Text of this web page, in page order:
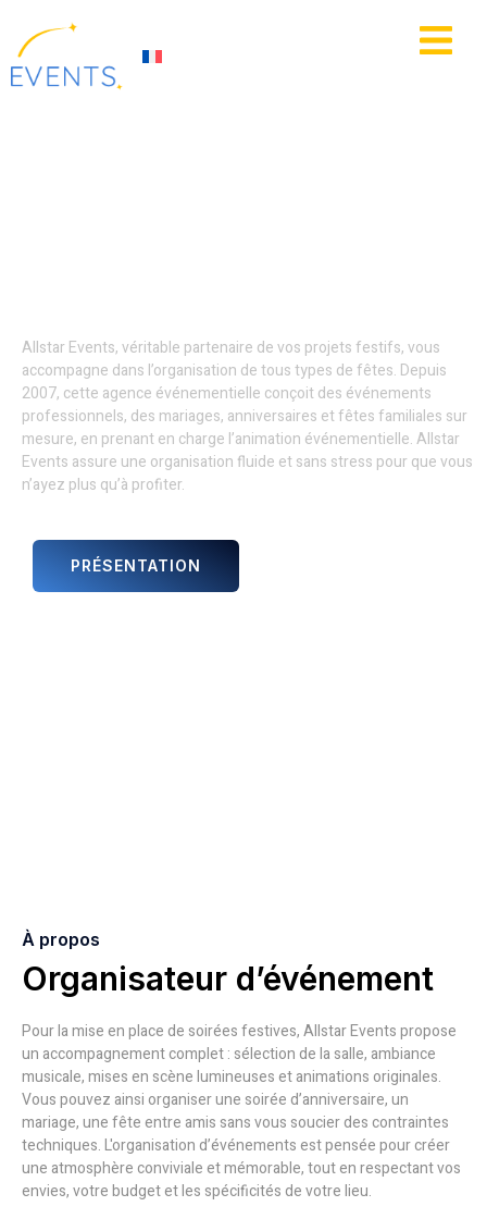
principal
Allstar Events, véritable partenaire de vos projets festifs, vous
accompagne dans l’organisation de tous types de fêtes. Depuis
2007, cette agence événementielle conçoit des événements
professionnels, des mariages, anniversaires et fêtes familiales sur
mesure, en prenant en charge l’animation événementielle. Allstar
Events assure une organisation fluide et sans stress pour que vous
n’ayez plus qu’à profiter.
PRÉSENTATION
À propos
Organisateur d’événement
Pour la mise en place de soirées festives, Allstar Events propose
un accompagnement complet : sélection de la salle, ambiance
musicale, mises en scène lumineuses et animations originales.
Vous pouvez ainsi organiser une soirée d’anniversaire, un
mariage, une fête entre amis sans vous soucier des contraintes
techniques. L'organisation d’événements est pensée pour créer
une atmosphère conviviale et mémorable, tout en respectant vos
envies, votre budget et les spécificités de votre lieu.